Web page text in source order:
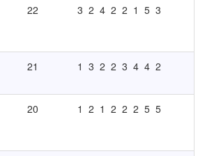
22 3 2 4 2 2 1 5 3
21 1 3 2 2 3 4 4 2
20 1 2 1 2 2 2 5 5